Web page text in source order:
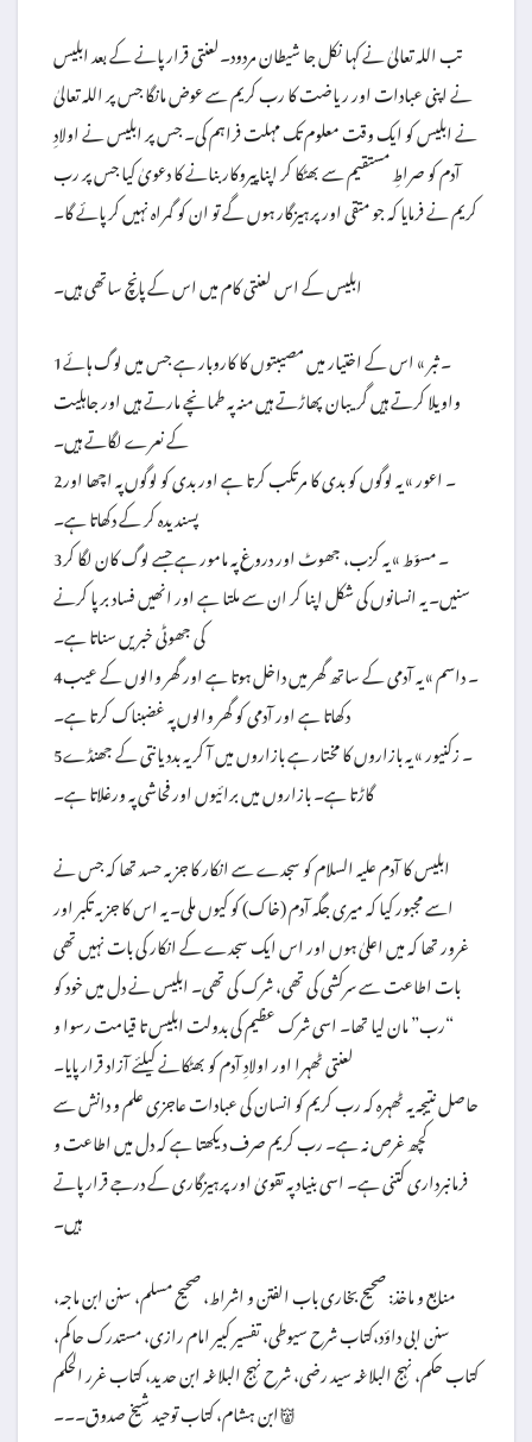
تب اللہ تعالیٰ نے کہا نکل جا شیطان مردود۔لعنتی قرار پانے کے بعد ابلیس
نے اپنی عبادات اور ریاضت کا رب کریم سے عوض مانگا جس پر اللہ تعالیٰ
نے ابلیس کو ایک وقت معلوم تک مہلت فراہم کی۔ جس پر ابلیس نے اولادِ
آدم کو صراطِ مستقیم سے بھٹکا کر اپنا پیروکار بنانے کا دعویٰ کیا جس پر رب
کریم نے فرمایا کہ جو متقی اور پرہیزگار ہوں گے تو ان کو گمراہ نہیں کر پائے گا۔
ابلیس کے اس لعنتی کام میں اس کے پانچ ساتھی ہیں۔
1۔ ثبر » اس کے اختیار میں مصیبتوں کا کاروبار ہے جس میں لوگ ہائے
واویلا کرتے ہیں گریبان پھاڑتے ہیں منہ پہ طمانچے مارتے ہیں اور جاہلیت
کے نعرے لگاتے ہیں۔
2۔ اعور » یہ لوگوں کو بدی کا مرتکب کرتا ہے اور بدی کو لوگوں پہ اچھا اور
پسندیدہ کر کے دکھاتا ہے۔
3۔ مسوّط » یہ کزب، جھوٹ اور دروغ پہ مامور ہے جسے لوگ کان لگا کر
سنیں۔ یہ انسانوں کی شکل اپنا کر ان سے ملتا ہے اور انھیں فساد برپا کرنے
کی جھوٹی خبریں سناتا ہے۔
4۔ داسم » یہ آدمی کے ساتھ گھر میں داخل ہوتا ہے اور گھر والوں کے عیب
دکھاتا ہے اور آدمی کو گھر والوں پہ غضبناک کرتا ہے۔
5۔ زکنیور » یہ بازاروں کا مختار ہے بازاروں میں آ کر یہ بددیانتی کے جھنڈے
گاڑتا ہے۔ بازاروں میں برائیوں اور فحاشی پہ ورغلاتا ہے۔
ابلیس کا آدم علیہ السلام کو سجدے سے انکار کا جزبہ حسد تھا کہ جس نے
اسے مجبور کیا کہ میری جگہ آدم (خاک) کو کیوں ملی۔ یہ اس کا جزبہ تکبر اور
غرور تھا کہ میں اعلیٰ ہوں اور اس ایک سجدے کے انکار کی بات نہیں تھی
بات اطاعت سے سرکشی کی تھی، شرک کی تھی۔ ابلیس نے دل میں خود کو
“رب” مان لیا تھا۔ اسی شرک عظیم کی بدولت ابلیس تا قیامت رسوا و
لعنتی ٹھہرا اور اولادِ آدم کو بھٹکانے کیلئے آزاد قرار پایا۔
حاصل نتیجہ یہ ٹھہرہ کہ رب کریم کو انسان کی عبادات عاجزی علم و دانش سے
کچھ غرص نہ ہے۔ رب کریم صرف دیکھتا ہے کہ دل میں اطاعت و
فرمانبرداری کتنی ہے۔ اسی بنیاد پہ تقویٰ اور پرہیزگاری کے درجے قرار پاتے
ہیں۔
منابع و ماخذ: صحیح بخاری باب الفتن و اشراط، صحیح مسلم، سنن ابن ماجہ،
سنن ابی داؤد،کتاب شرح سیوطی، تفسیر کبیر امام رازی، مستدرک حاکم،
کتاب حکم، نہج البلاغہ سید رضی، شرح نہج البلاغہ ابن حدید، کتاب غرر الحکم
ابن ہشام، کتاب توحید شیخ صدوق۔۔۔👹